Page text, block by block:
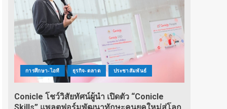
การศึกษา-ไอที ธุรกิจ-ตลาด ประชาสัมพันธ์
Conicle โชว์วิสัยทัศน์ผู้นำ เปิดตัว “Conicle